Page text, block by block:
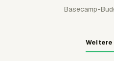
Basecamp-
Weitere